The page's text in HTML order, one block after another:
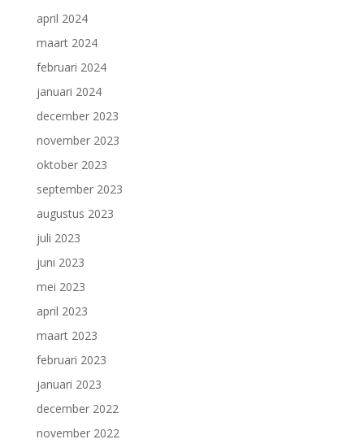
april 2024
maart 2024
februari 2024
januari 2024
december 2023
november 2023
oktober 2023
september 2023
augustus 2023
juli 2023
juni 2023
mei 2023
april 2023
maart 2023
februari 2023
januari 2023
december 2022
november 2022